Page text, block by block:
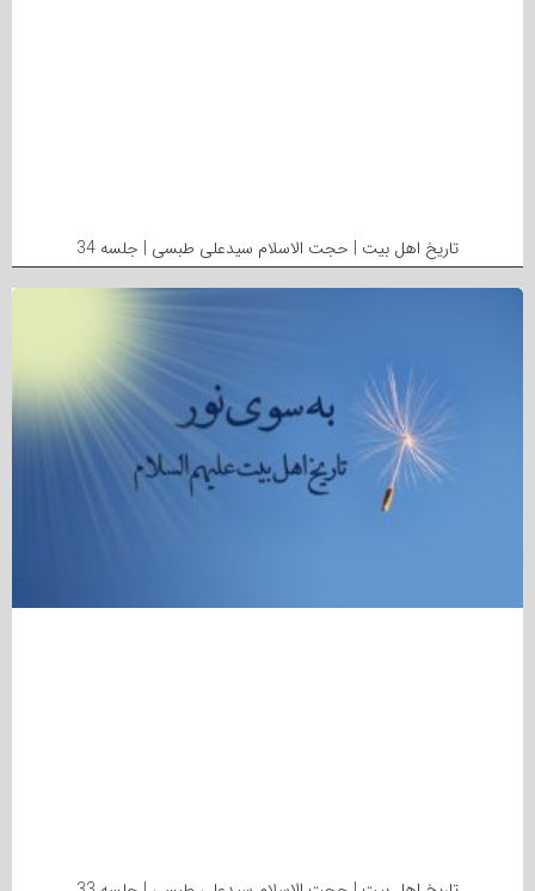
تاریخ اهل بیت | حجت الاسلام سیدعلی طبسی | جلسه 34